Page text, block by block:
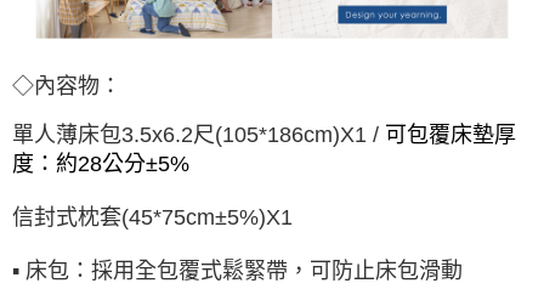
◇內容物：
單人薄床包3.5x6.2尺(105*186cm)X1 / 可包覆床墊厚
度：約28公分±5%
信封式枕套(45*75cm±5%)X1
▪ 床包：採用全包覆式鬆緊帶，可防止床包滑動